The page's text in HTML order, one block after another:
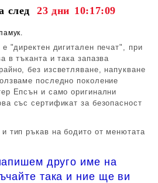
след 23 дни 10:17:09
е "директен дигитален печат", при
в тъканта и така запазва
без изсветляване, напукване
последно поколение
Епсън и само оригинални
със сертификат за безопасност
тип ръкав на бодито от менютата
друго име на
така и ние ще ви